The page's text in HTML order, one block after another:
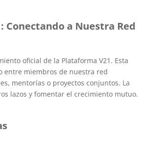
a Nuestra Red
oficial de la Plataforma V21. Esta
entre miembros de nuestra red
mentorías o proyectos conjuntos. La
lazos y fomentar el crecimiento mutuo.